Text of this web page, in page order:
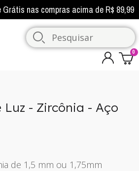
Grátis nas compras acima de R$ 89,99
- Zircônia - Aço
de 1,5 mm ou 1,75mm